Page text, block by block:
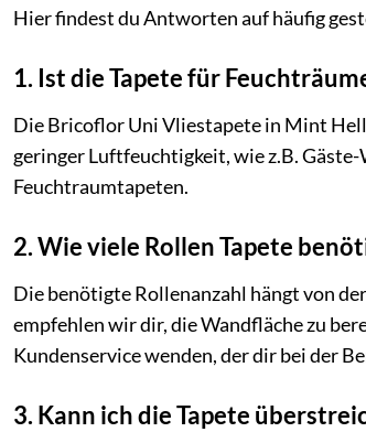
Hier findest du Antworten auf häufig
1. Ist die Tapete für
Die Bricoflor Uni Vliestapete in Mint
geringer Luftfeuchtigkeit, wie z.B.
Feuchtraumtapeten.
2. Wie viele Rollen Tapete
Die benötigte Rollenanzahl hängt von
empfehlen wir dir, die Wandfläche zu
Kundenservice wenden, der dir bei der
3. Kann ich die Tapete